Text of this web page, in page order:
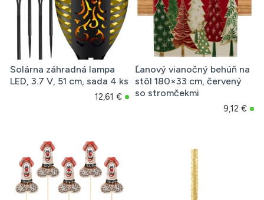
Solárna záhradná lampa
LED, 3.7 V, 51 cm, sada 4 ks
12,61 €
Ľanový vianočný behúň na
stôl 180×33 cm, červený
so stromčekmi
9,12 €